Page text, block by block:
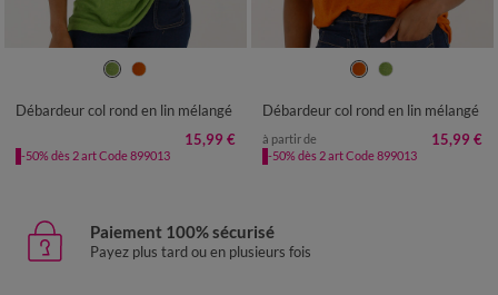
38/40 42/44
Débardeur col rond en lin mélangé
15,99 €
-50% dès 2 art Code 899013
38/40 42/44
Débardeur col rond en lin mélangé
à partir de 15,99 €
-50% dès 2 art Code 899013
Paiement 100% sécurisé
Payez plus tard ou en plusieurs fois